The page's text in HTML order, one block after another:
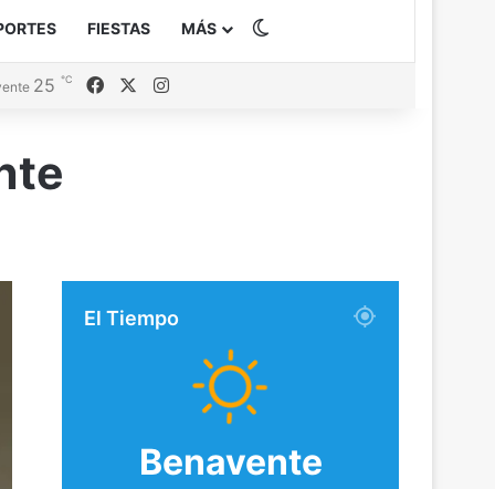
FIESTAS MÁS
25 ℃ FacebookInstagram
El Tiempo
Benavente